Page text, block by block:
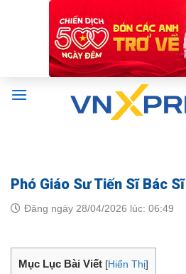
Phó Giáo Sư Tiến Sĩ Bác
Đăng ngày 28/04/2026 lúc: 06:49
Mục Lục Bài Viết [Hiển Thị]